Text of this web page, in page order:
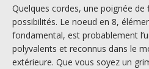
Quelques cordes, une poignée
possibilités. Le noeud en 8,
fondamental, est probablement
polyvalents et reconnus dans le
extérieure. Que vous soyez un